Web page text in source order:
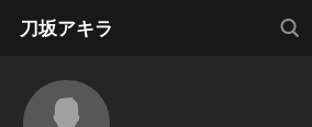
刀坂アキラ
検索